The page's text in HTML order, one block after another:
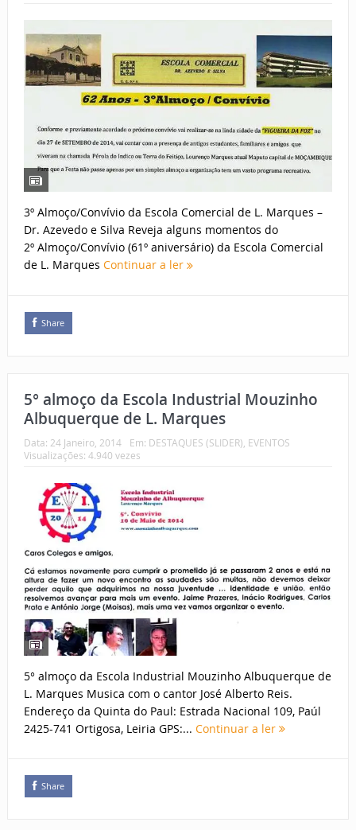
3º Almoço/Convívio da Escola Comercial de L. Marques –
Dr. Azevedo e Silva Reveja alguns momentos do
2º Almoço/Convívio (61º aniversário) da Escola Comercial
de L. Marques Continuar a ler
Share
5° almoço da Escola Industrial Mouzinho
Albuquerque de L. Marques
Data: 24 Janeiro, 2014 Em: DESTAQUES (SLIDER) EVENTOS
Visualizações: 4.940 vezes
5° almoço da Escola Industrial Mouzinho Albuquerque de
L. Marques Musica com o cantor José Alberto Reis.
Endereço da Quinta do Paul: Estrada Nacional 109, Paúl
2425-741 Ortigosa, Leiria GPS:... Continuar a ler
Share